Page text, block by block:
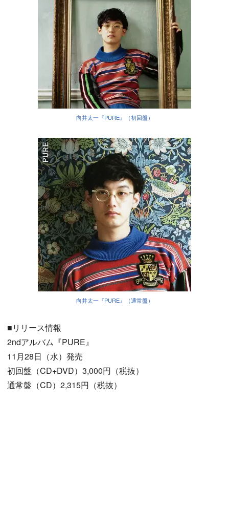
向井太一『PURE』（初回盤）
向井太一『PURE』（通常盤）
■リリース情報
2ndアルバム『PURE』
11月28日（水）発売
初回盤（CD+DVD）3,000円（税抜）
通常盤（CD）2,315円（税抜）